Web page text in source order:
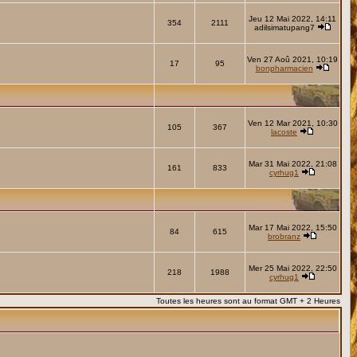
354 2111
Jeu 12 Mai 2022, 14:11
adilsimatupang7
17 95
Ven 27 Aoû 2021, 10:19
bonpharmacien
105 367
Ven 12 Mar 2021, 10:30
lacoste
161 833
Mar 31 Mai 2022, 21:08
cyrhug1
84 615
Mar 17 Mai 2022, 15:50
brobranz
218 1988
Mer 25 Mai 2022, 22:50
cyrhug1
Toutes les heures sont au format GMT + 2 Heures